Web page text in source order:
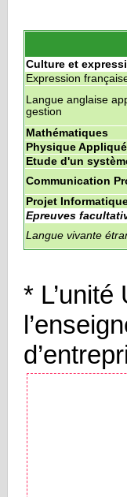
Culture et
Expression
Langue anglaise
gestion
Mathématiques
Physique
Etude d'un
Communication
Projet
Epreuves
Langue vivante
*